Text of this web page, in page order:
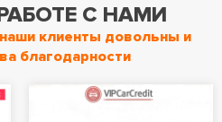
С НАМИ
клиенты довольны и
благодарности